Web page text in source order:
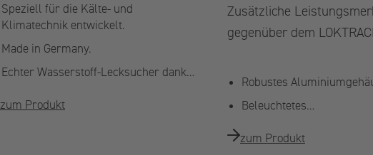
Speziell für die Kälte- und
Klimatechnik entwickelt.
Made in Germany.
Echter Wasserstoff-Lecksucher dank…
zum Produkt
Zusätzliche
gegenüber dem
Robustes
Beleuchtetes…
zum Produkt